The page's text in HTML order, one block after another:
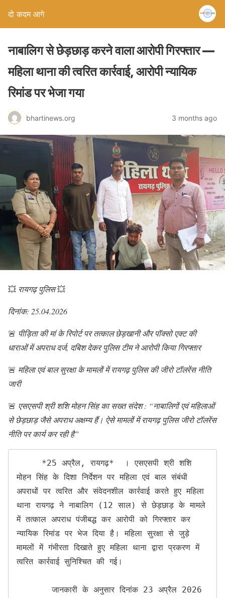
दो कदम आगे
नाबालिग से छेड़छाड़ करने वाला आरोपी गिरफ्तार —
महिला थाना की त्वरित कार्रवाई, आरोपी न्यायिक
रिमांड पर भेजा गया
bhartinews.org 3 months ago
💥 रायगढ़ पुलिस💥
दिनांक: 25.04.2026
🚨 पीड़िता की मां के रिपोर्ट पर तत्काल छेड़खानी और पॉक्सो एक्ट की
धाराओं में अपराध दर्ज, दबिश देकर पुलिस टीम ने आरोपी किया गिरफ्तार
🚨 महिला एवं बाल सुरक्षा के मामलों में रायगढ़ पुलिस की जीरो टॉलरेंस नीति
जारी
🚨 एसएसपी श्री शशि मोहन सिंह का सख्त संदेश : “नाबालिगों एवं महिलाओं
से छेड़छाड़ जैसे अपराध अक्षम्य हैं। ऐसे मामलों में रायगढ़ पुलिस जीरो टॉलरेंस
नीति पर कार्य कर रही है”
मोहन सिंह के दिशा निर्देशन पर महिला एवं बाल संबंधी
अपराधों पर त्वरित और संवेदनशील कार्रवाई करते हुए महिला
थाना रायगढ़ ने नाबालिग (12 साल) से छेड़छाड़ के मामले
में तत्काल अपराध पंजीबद्ध कर आरोपी को गिरफ्तार कर
न्यायिक रिमांड पर भेज दिया है। महिला सुरक्षा से जुड़े
मामलों में गंभीरता दिखाते हुए महिला थाना द्वारा प्रकरण में
त्वरित कार्रवाई सुनिश्चित की गई।
       जानकारी के अनुसार दिनांक 23 अप्रैल 2026